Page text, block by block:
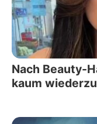
Nach Beauty-
kaum